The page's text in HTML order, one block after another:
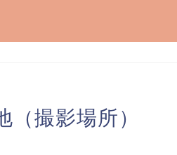
撮影場所）